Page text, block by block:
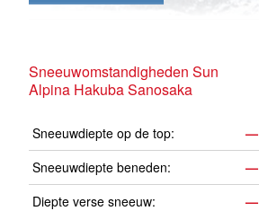
Sneeuwomstandigheden Sun
Alpina Hakuba Sanosaka
Sneeuwdiepte op de top:
—
Sneeuwdiepte beneden:
—
Diepte verse sneeuw:
—